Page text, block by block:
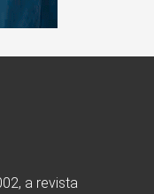
a revista